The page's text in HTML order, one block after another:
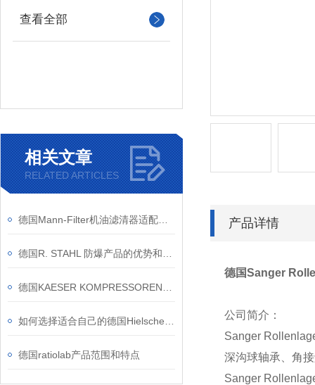
查看全部
相关文章
RELATED ARTICLES
德国ratiolab产品范围和特点
产品详情
德国Sanger
公司简介：
Sanger
深沟球轴承、角
Sanger